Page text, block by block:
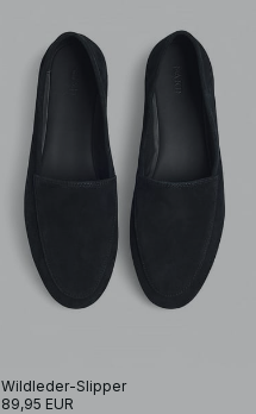
Wildleder-Slipper
89,95 EUR